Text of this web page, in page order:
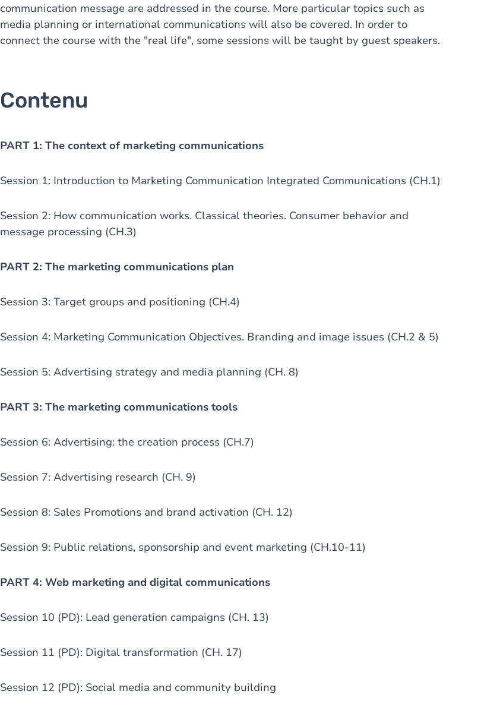
communication message are addressed in the course. More particular topics such as
media planning or international communications will also be covered. In order to
connect the course with the "real life", some sessions will be taught by guest speakers.
Contenu
PART 1: The context of marketing communications
Session 1: Introduction to Marketing Communication Integrated Communications (CH.1)
Session 2: How communication works. Classical theories. Consumer behavior and
message processing (CH.3)
PART 2: The marketing communications plan
Session 3: Target groups and positioning (CH.4)
Session 4: Marketing Communication Objectives. Branding and image issues (CH.2 & 5)
Session 5: Advertising strategy and media planning (CH. 8)
PART 3: The marketing communications tools
Session 6: Advertising: the creation process (CH.7)
Session 7: Advertising research (CH. 9)
Session 8: Sales Promotions and brand activation (CH. 12)
Session 9: Public relations, sponsorship and event marketing (CH.10-11)
PART 4: Web marketing and digital communications
Session 10 (PD): Lead generation campaigns (CH. 13)
Session 11 (PD): Digital transformation (CH. 17)
Session 12 (PD): Social media and community building